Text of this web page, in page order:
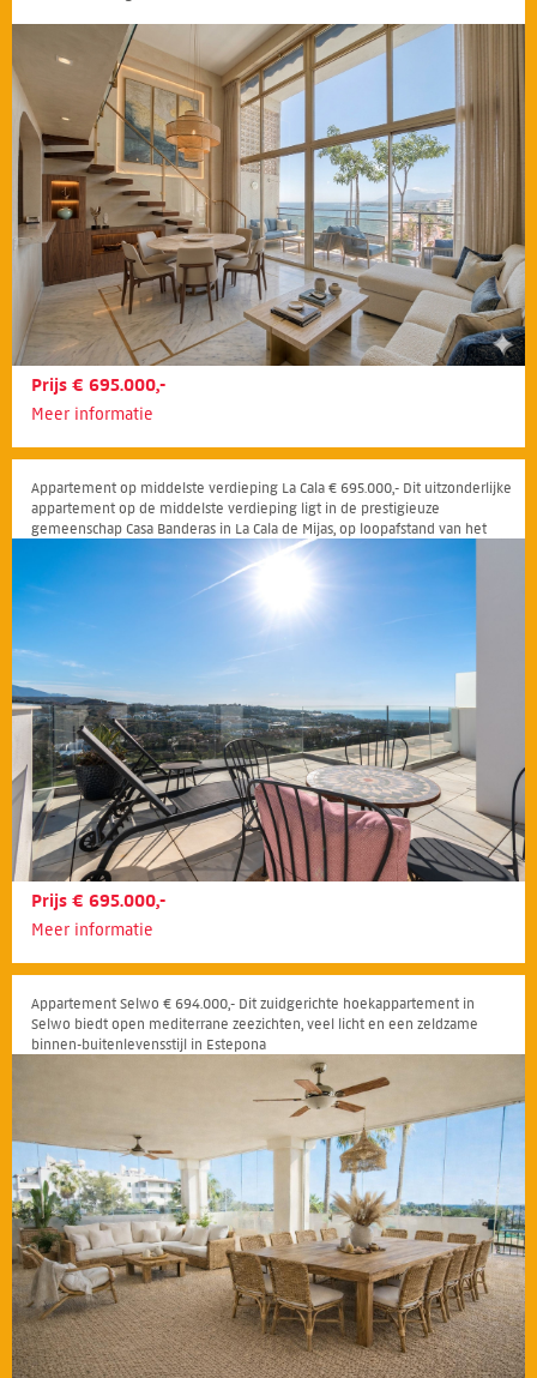
Prijs € 695.000,-
Meer informatie
Appartement op middelste verdieping La Cala € 695.000,- Dit uitzonderlijke
appartement op de middelste verdieping ligt in de prestigieuze
gemeenschap Casa Banderas in La Cala de Mijas, op loopafstand van het
strand, restaurants, winkels en alle voorzieningen
Prijs € 695.000,-
Meer informatie
Appartement Selwo € 694.000,- Dit zuidgerichte hoekappartement in
Selwo biedt open mediterrane zeezichten, veel licht en een zeldzame
binnen-buitenlevensstijl in Estepona